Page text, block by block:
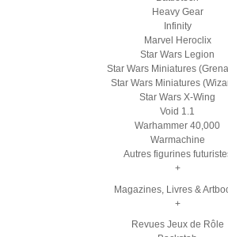
Heavy Gear
Infinity
Marvel Heroclix
Star Wars Legion
Star Wars Miniatures
Star Wars Miniatures
Star Wars X-Wing
Void 1.1
Warhammer 40,000
Warmachine
Autres figurines
+
Magazines, Livres &
+
Revues Jeux de Rôle